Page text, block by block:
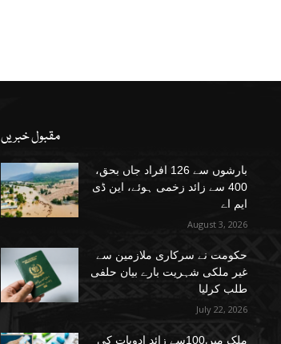
مقبول خبریں
بارشوں سے 126 افراد جاں بحق،
400 سے زائد زخمی ہوئے، این ڈی
ایم اے
August 3, 2026
حکومت نے سرکاری ملازمین سے
غیر ملکی شہریت بارے بیان حلفی
طلب کرلیا
July 22, 2026
ملک میں100سے زائد ادویات کی